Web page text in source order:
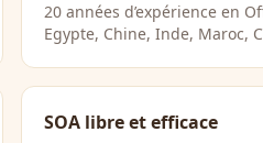
20 années d’expérience en
Egypte, Chine, Inde, Maroc,
SOA libre et efficace